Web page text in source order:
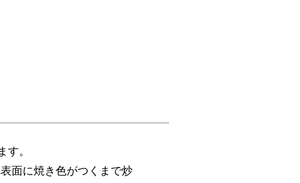
。
面に焼き色がつくまで炒